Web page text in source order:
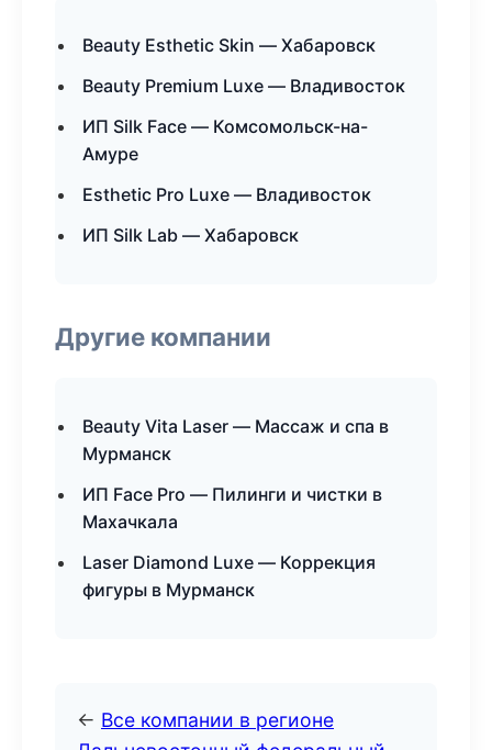
Beauty Esthetic Skin — Хабаровск
Beauty Premium Luxe — Владивосток
ИП Silk Face — Комсомольск-на-
Амуре
Esthetic Pro Luxe — Владивосток
ИП Silk Lab — Хабаровск
Другие компании
Beauty Vita Laser — Массаж и спа в
Мурманск
ИП Face Pro — Пилинги и чистки в
Махачкала
Laser Diamond Luxe — Коррекция
фигуры в Мурманск
← Все компании в регионе